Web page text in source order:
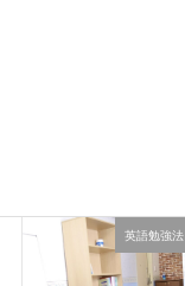
英語勉強法